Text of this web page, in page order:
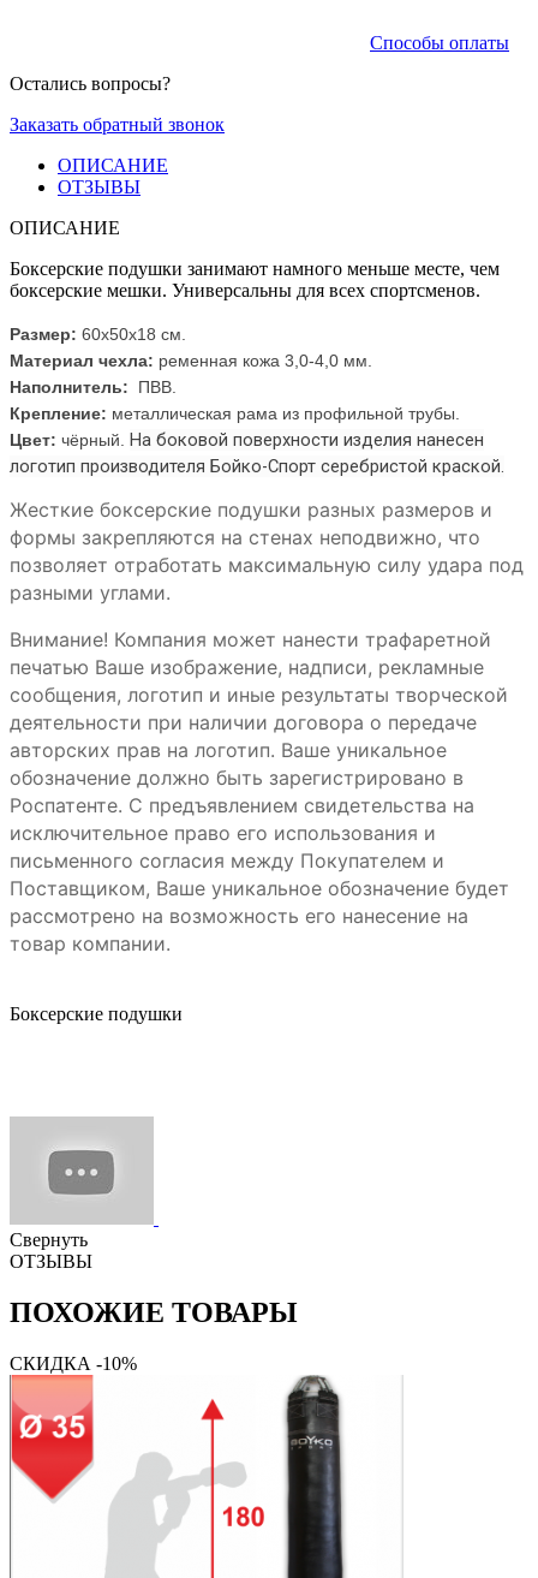
Способы оплаты
Остались вопросы?
Заказать обратный звонок
ОПИСАНИЕ
ОТЗЫВЫ
ОПИСАНИЕ
Боксерские подушки занимают намного меньше месте, чем
боксерские мешки. Универсальны для всех спортсменов.
Размер: 60х50х18 см.
Материал чехла: ременная кожа 3,0-4,0 мм.
Наполнитель: ПВВ.
Крепление: металлическая рама из профильной трубы.
Цвет: чёрный. На боковой поверхности изделия нанесен
логотип производителя Бойко-Спорт серебристой краской.
Жесткие боксерские подушки разных размеров и
формы закрепляются на стенах неподвижно, что
позволяет отработать максимальную силу удара под
разными углами.
Внимание! Компания может нанести трафаретной
печатью Ваше изображение, надписи, рекламные
сообщения, логотип и иные результаты творческой
деятельности при наличии договора о передаче
авторских прав на логотип. Ваше уникальное
обозначение должно быть зарегистрировано в
Роспатенте. С предъявлением свидетельства на
исключительное право его использования и
письменного согласия между Покупателем и
Поставщиком, Ваше уникальное обозначение будет
рассмотрено на возможность его нанесение на
товар компании.
Боксерские подушки
Свернуть
ОТЗЫВЫ
ПОХОЖИЕ ТОВАРЫ
СКИДКА -10%